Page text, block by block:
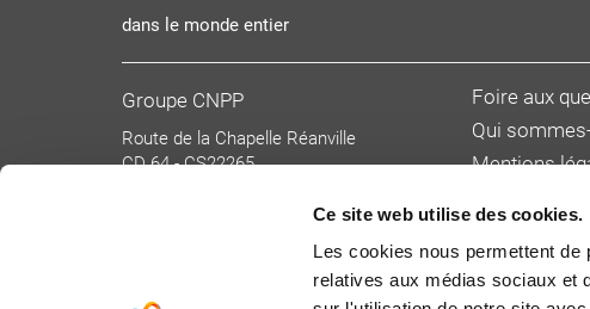
Ce site web utilise des cookies.
Les cookies nous permettent de
relatives aux médias sociaux et
dans le monde entier
Groupe CNPP
Route de la Chapelle Réanville
CD 64 - CS22265
Foire aux
Qui
Mentions
Tarifs et
Devenir auteur